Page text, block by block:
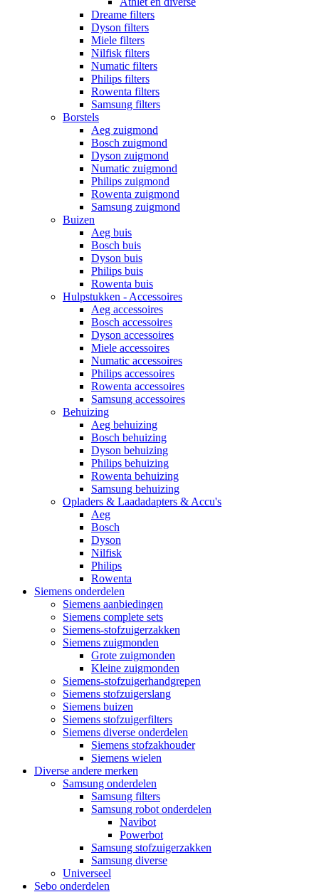
Dreame filters
Dyson filters
Miele filters
Nilfisk filters
Numatic filters
Philips filters
Rowenta filters
Samsung filters
Borstels
Aeg zuigmond
Bosch zuigmond
Dyson zuigmond
Numatic zuigmond
Philips zuigmond
Rowenta zuigmond
Samsung zuigmond
Buizen
Aeg buis
Bosch buis
Dyson buis
Philips buis
Rowenta buis
Hulpstukken - Accessoires
Aeg accessoires
Bosch accessoires
Dyson accessoires
Miele accessoires
Numatic accessoires
Philips accessoires
Rowenta accessoires
Samsung accessoires
Behuizing
Aeg behuizing
Bosch behuizing
Dyson behuizing
Philips behuizing
Rowenta behuizing
Samsung behuizing
Opladers & Laadadapters & Accu's
Aeg
Bosch
Dyson
Nilfisk
Philips
Rowenta
Siemens onderdelen
Siemens aanbiedingen
Siemens complete sets
Siemens-stofzuigerzakken
Siemens zuigmonden
Grote zuigmonden
Kleine zuigmonden
Siemens-stofzuigerhandgrepen
Siemens stofzuigerslang
Siemens buizen
Siemens stofzuigerfilters
Siemens diverse onderdelen
Siemens stofzakhouder
Siemens wielen
Diverse andere merken
Samsung onderdelen
Samsung filters
Samsung robot onderdelen
Navibot
Powerbot
Samsung stofzuigerzakken
Samsung diverse
Universeel
Sebo onderdelen